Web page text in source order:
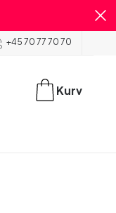
+45 70 77 70 70
Kurv